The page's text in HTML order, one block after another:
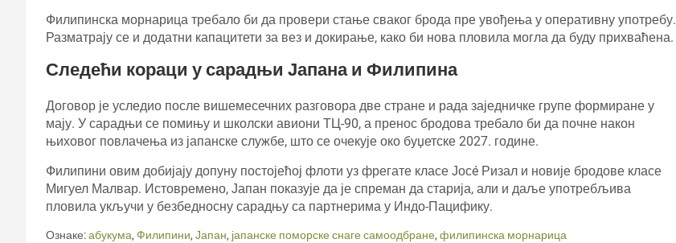
Филипинска морнарица требало би да провери стање сваког брода пре увођења у оперативну употребу.
Разматрају се и додатни капацитети за вез и докирање, како би нова пловила могла да буду прихваћена.
Следећи кораци у сарадњи Јапана и Филипина
Договор је уследио после вишемесечних разговора две стране и рада заједничке групе формиране у
мају. У сарадњи се помињу и школски авиони ТЦ-90, а пренос бродова требало би да почне након
њиховог повлачења из јапанске службе, што се очекује око буџетске 2027. године.
Филипини овим добијају допуну постојећој флоти уз фрегате класе Јосé Ризал и новије бродове класе
Мигуел Малвар. Истовремено, Јапан показује да је спреман да старија, али и даље употребљива
пловила укључи у безбедносну сарадњу са партнерима у Индо-Пацифику.
Ознаке:абукума, Филипини, Јапан, јапанске поморске снаге самоодбране, филипинска морнарица